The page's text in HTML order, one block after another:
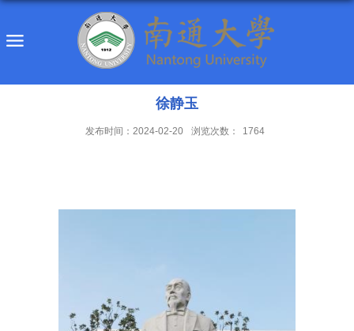
徐静玉
发布时间：2024-02-20 浏览次数： 1764